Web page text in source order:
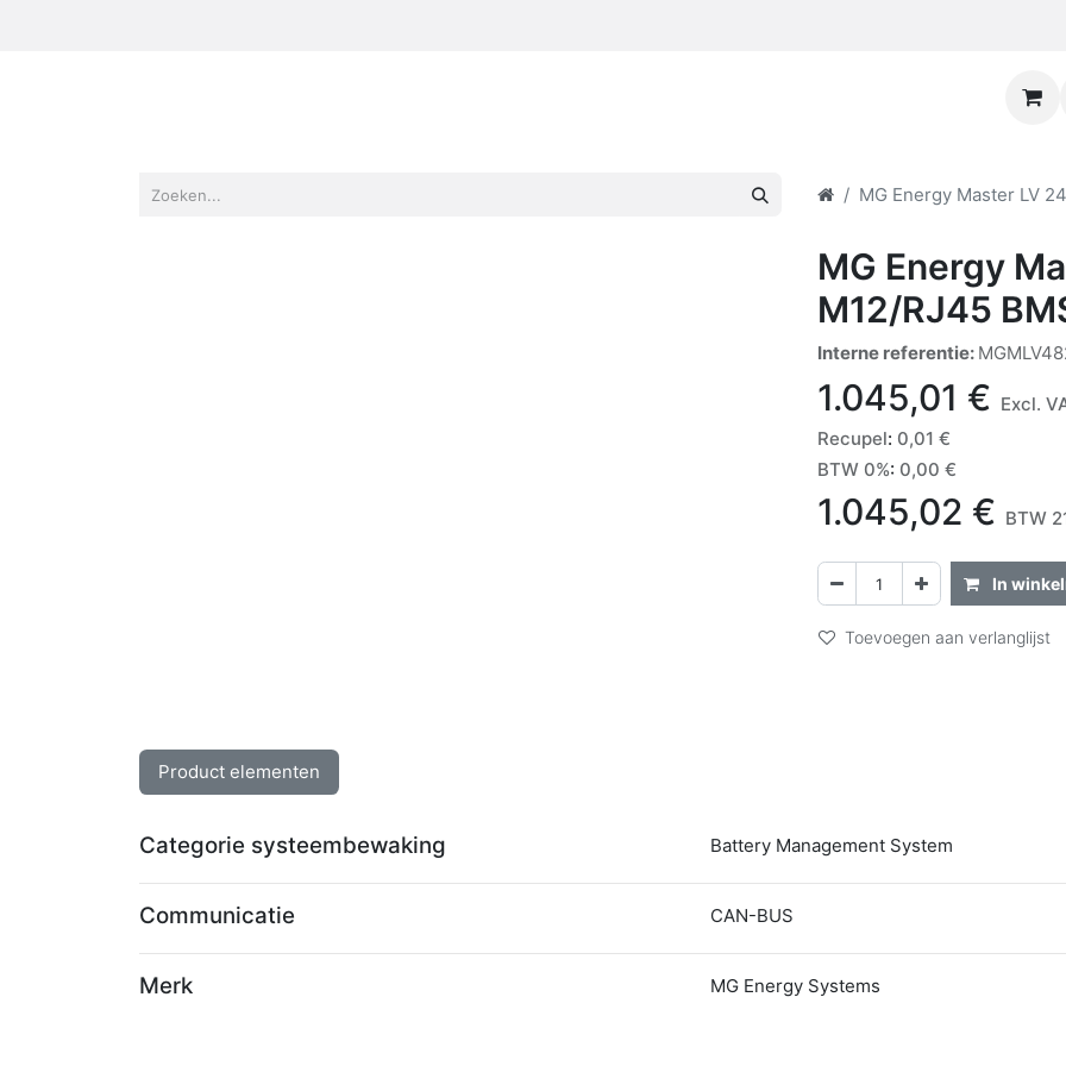
MG Energy Master LV
MG Energy
M12/RJ45
Interne referentie:
1.045,01 € Excl.
Recupel: 0,01 €
BTW 0%: 0,00 €
1.045,02 € BTW
In
Toevoegen aan verlanglijst
Product elementen
Categorie systeembewaking Battery Management System
Communicatie CAN-BUS
Merk MG Energy Systems